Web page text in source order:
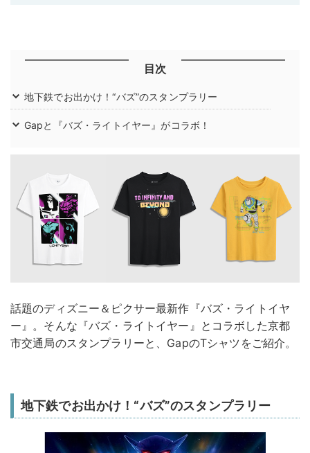
目次
地下鉄でお出かけ！“バズ”のスタンプラリー
Gapと『バズ・ライトイヤー』がコラボ！
話題のディズニー＆ピクサー最新作『バズ・ライトイヤ
ー』。そんな『バズ・ライトイヤー』とコラボした京都
市交通局のスタンプラリーと、​GapのTシャツをご紹介。
地下鉄でお出かけ！“バズ”のスタンプラリー